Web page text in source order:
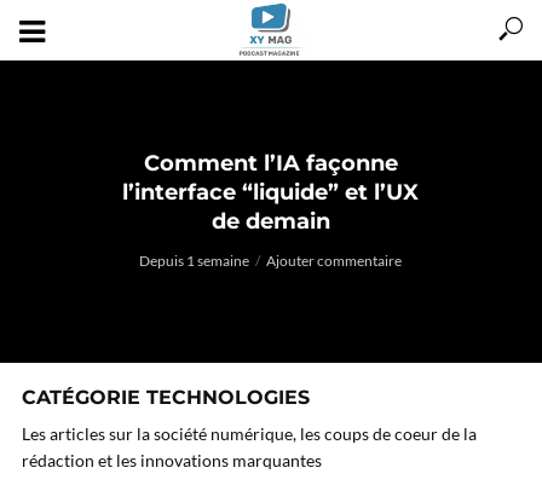
Comment l’IA façonne
l’interface “liquide” et l’UX
de demain
Depuis 1 semaine Ajouter commentaire
CATÉGORIE TECHNOLOGIES
Les articles sur la société numérique, les coups de coeur de la
rédaction et les innovations marquantes